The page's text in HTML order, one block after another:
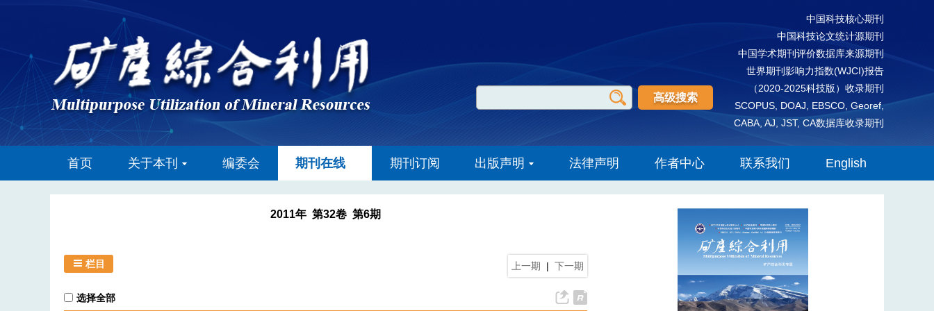
高级搜索
中国科技核心期刊
中国科技论文统计源期刊
中国学术期刊评价数据库来源期刊
世界期刊影响力指数(WJCI)报告
（2020-2025科技版）收录期刊
SCOPUS, DOAJ, EBSCO, Georef,
CABA, AJ, JST, CA数据库收录期刊
首页 关于本刊 编委会 期刊在线 期刊订阅 出版声明 法律声明 作者中心 联系我们 English
2011年 第32卷 第6期
栏目 上一期 | 下一期
选择全部